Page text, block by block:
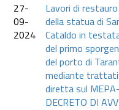
27-
09-
2024
Lavori di restauro
della statua di
Cataldo in
del primo
del porto di
mediante
diretta sul
DECRETO DI